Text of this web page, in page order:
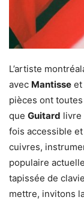
L’artiste
avec Mantisse et
pièces ont
que Guitard livre
fois accessible
cuivres,
populaire
tapissée de
mettre, invitons